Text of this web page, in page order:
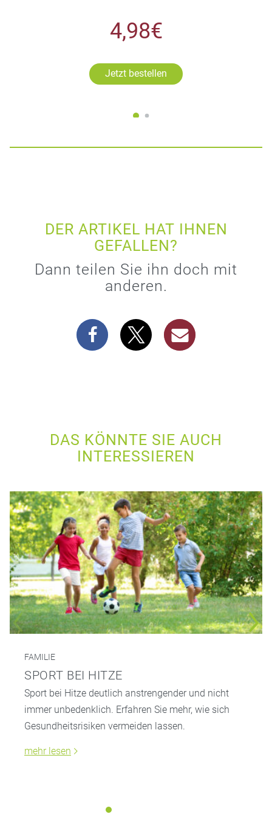
4,98€
Jetzt bestellen
DER ARTIKEL HAT IHNEN
GEFALLEN?
Dann teilen Sie ihn doch mit
anderen.
DAS KÖNNTE SIE AUCH
INTERESSIEREN
FAMILIE
SPORT BEI HITZE
Sport bei Hitze deutlich anstrengender und nicht
immer unbedenklich. Erfahren Sie mehr, wie sich
Gesundheitsrisiken vermeiden lassen.
mehr lesen